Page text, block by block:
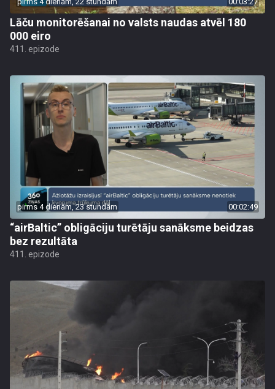
Lāču monitorēšanai no valsts naudas atvēl 180
000 eiro
411. epizode
pirms 4 dienām, 23 stundām 00:02:49
“airBaltic” obligāciju turētāju sanāksme beidzas
bez rezultāta
411. epizode